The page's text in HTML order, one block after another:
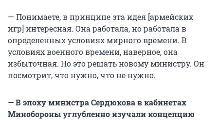
— Понимаете, в принципе эта идея [армейских
игр] интересная. Она работала, но работала в
определенных условиях мирного времени. В
условиях военного времени, наверное, она
избыточная. Но это решать новому министру. Он
посмотрит, что нужно, что не нужно.
— В эпоху министра Сердюкова в кабинетах
Минобороны углубленно изучали концепцию